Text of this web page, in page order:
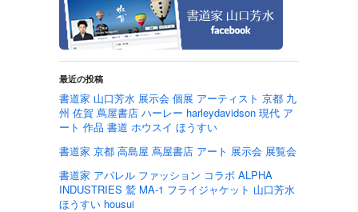
最近の投稿
書道家 山口芳水 展示会 個展 アーティスト 京都 九
州 佐賀 蔦屋書店 ハーレー harleydavidson 現代 ア
ート 作品 書道 ホウスイ ほうすい
書道家 京都 高島屋 蔦屋書店 アート 展示会 展覧会
書道家 アパレル ファッション コラボ ALPHA
INDUSTRIES 鷲 MA-1 フライジャケット 山口芳水
ほうすい housui